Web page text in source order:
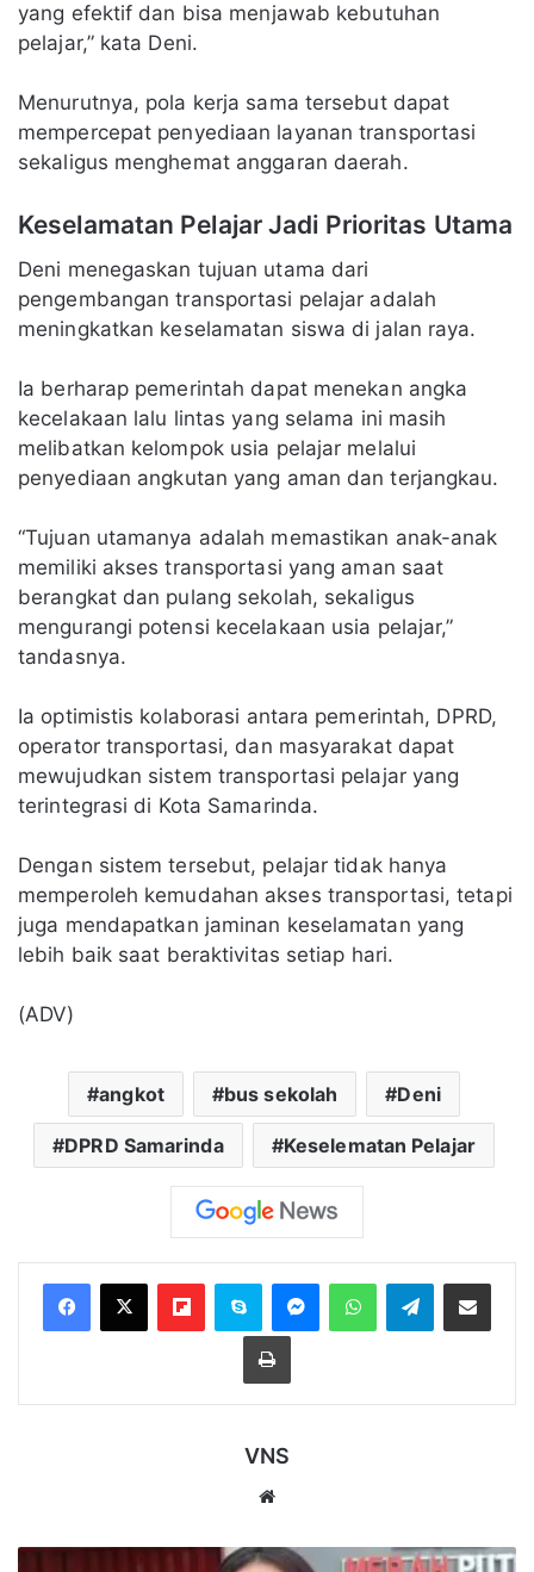
yang efektif dan bisa menjawab kebutuhan
pelajar,” kata Deni.
Menurutnya, pola kerja sama tersebut dapat
mempercepat penyediaan layanan transportasi
sekaligus menghemat anggaran daerah.
Keselamatan Pelajar Jadi Prioritas Utama
Deni menegaskan tujuan utama dari
pengembangan transportasi pelajar adalah
meningkatkan keselamatan siswa di jalan raya.
Ia berharap pemerintah dapat menekan angka
kecelakaan lalu lintas yang selama ini masih
melibatkan kelompok usia pelajar melalui
penyediaan angkutan yang aman dan terjangkau.
“Tujuan utamanya adalah memastikan anak-anak
memiliki akses transportasi yang aman saat
berangkat dan pulang sekolah, sekaligus
mengurangi potensi kecelakaan usia pelajar,”
tandasnya.
Ia optimistis kolaborasi antara pemerintah, DPRD,
operator transportasi, dan masyarakat dapat
mewujudkan sistem transportasi pelajar yang
terintegrasi di Kota Samarinda.
Dengan sistem tersebut, pelajar tidak hanya
memperoleh kemudahan akses transportasi, tetapi
juga mendapatkan jaminan keselamatan yang
lebih baik saat beraktivitas setiap hari.
(ADV)
angkot bus sekolah Deni
DPRD Samarinda Keselematan Pelajar
FlipboardSkype MessengerWhatsAppTelegramBagikan melalui Email
Cetak
VNS
DPRD